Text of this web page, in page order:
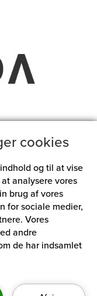
© Kim Vadskær
cookies
og til at vise
analysere vores
brug af vores
for sociale medier,
Vores
andre
de har indsamlet